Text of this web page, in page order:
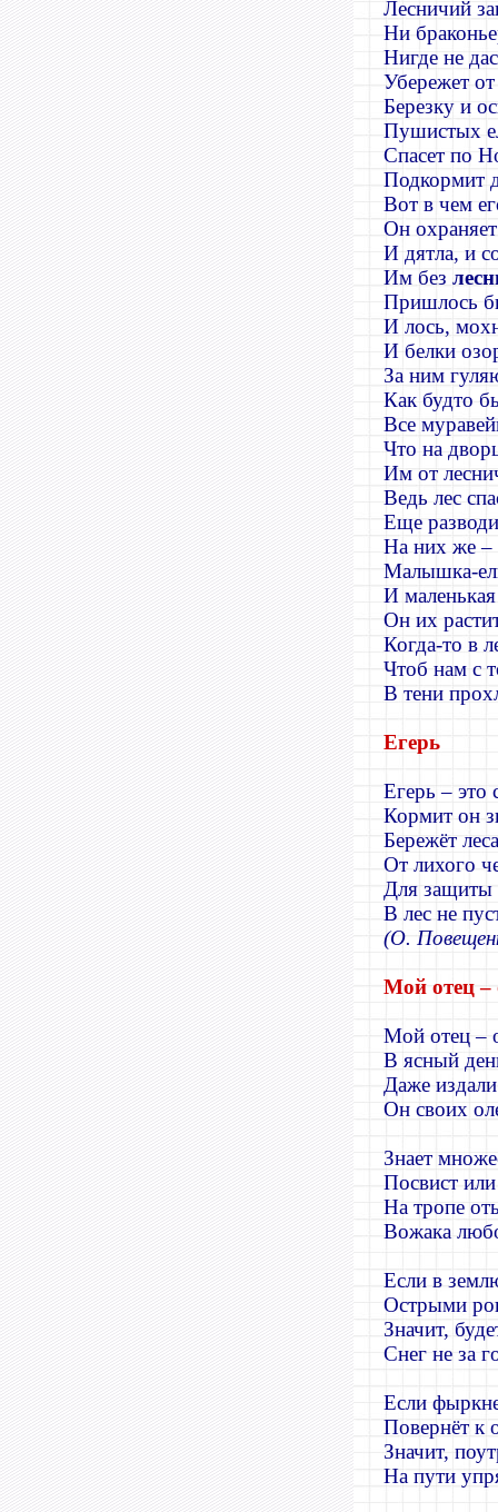
Лесничий
Ни
Нигде не
Убережет
Березку и
Пушистых
Спасет по
Подкормит
Вот в чем
Он
И дятла,и
Им без
Пришлось
И лось,
И белки
За ним
Как будто
Все
Что на
Им от
Ведь лес
Еще
На них же–
Малышка-
И
Он их
Когда-то в
Чтоб нам с
В тени
Егерь
Егерь – это
Кормит он
Бережёт
От лихого
Для
В лес не
(О.
Мой отец –
Мой отец –
В ясный
Даже
Он своих
Знает
Посвист
На тропе
Вожака
Если в
Острыми
Значит,
Снег не за
Если
Повернёт к
Значит,
На пути